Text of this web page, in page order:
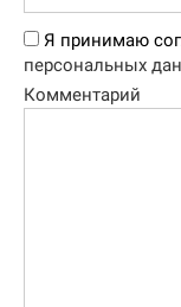
Я принимаю
персональных
Комментарий